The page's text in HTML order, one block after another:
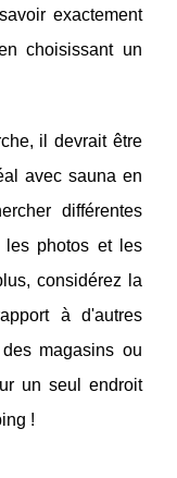
exactement
choisissant un
il devrait être
avec sauna en
différentes
les photos et les
considérez la
à d'autres
magasins ou
un seul endroit
!